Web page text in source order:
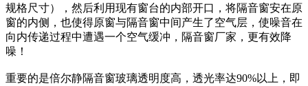
规格尺寸），然后利用现有窗台的内部开口，将隔音窗安在原
窗的内侧，也使得原窗与隔音窗中间产生了空气层，使噪音在
向内传递过程中遭遇一个空气缓冲，隔音窗厂家，更有效降
噪！
重要的是倍尔静隔音窗玻璃透明度高，透光率达90%以上，即